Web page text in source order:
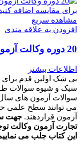
برای مقایسه اضافه
مشاهده سریع
افزودن به علاقه مندی
20 دوره وکالت آزمون حقوق تجارت – چتردانش
اطلاعات بیشتر
بی شک اولین قدم برای
سبک و شیوه سوالات
سوالات آزمون های سال
می توانند سطح علمی
آزمون قراردهند.
تجارت آزمون وکالت
این کتاب جلب می